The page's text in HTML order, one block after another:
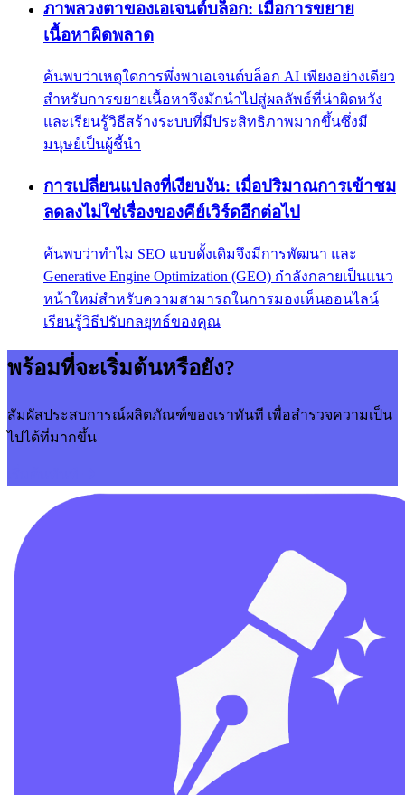
ภาพลวงตาของเอเจนต์บล็อก: เมื่อการขยาย
เนื้อหาผิดพลาด
ค้นพบว่าเหตุใดการพึ่งพาเอเจนต์บล็อก AI เพียงอย่างเดียว
สำหรับการขยายเนื้อหาจึงมักนำไปสู่ผลลัพธ์ที่น่าผิดหวัง
และเรียนรู้วิธีสร้างระบบที่มีประสิทธิภาพมากขึ้นซึ่งมี
มนุษย์เป็นผู้ชี้นำ
การเปลี่ยนแปลงที่เงียบงัน: เมื่อปริมาณการเข้าชม
ลดลงไม่ใช่เรื่องของคีย์เวิร์ดอีกต่อไป
ค้นพบว่าทำไม SEO แบบดั้งเดิมจึงมีการพัฒนา และ
Generative Engine Optimization (GEO) กำลังกลายเป็นแนว
หน้าใหม่สำหรับความสามารถในการมองเห็นออนไลน์
เรียนรู้วิธีปรับกลยุทธ์ของคุณ
พร้อมที่จะเริ่มต้นหรือยัง?
สัมผัสประสบการณ์ผลิตภัณฑ์ของเราทันที เพื่อสำรวจความเป็น
ไปได้ที่มากขึ้น